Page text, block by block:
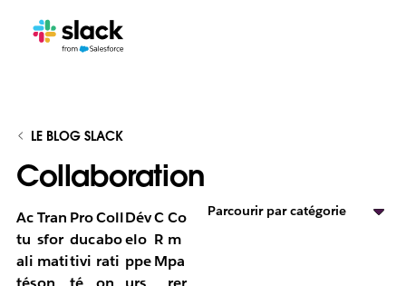
LE BLOG SLACK
Collaboration
Ac
tu
ali
Tran
sfor
mati
Pro
duc
tivi
Coll
abo
rati
Dév
elo
ppe
C
R
M
Co
m
pa
Parcourir par catégorie